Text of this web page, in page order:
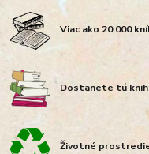
Viac ako 20 000
Dostanete tú
Životné